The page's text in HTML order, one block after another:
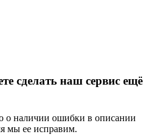
сделать наш сервис ещё
наличии ошибки в описании
мы ее исправим.